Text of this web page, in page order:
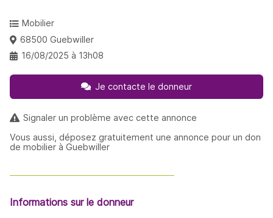
Mobilier
68500 Guebwiller
16/08/2025 à 13h08
Je contacte le donneur
Signaler un problème avec cette annonce
Vous aussi, déposez gratuitement une annonce pour un don
de mobilier à Guebwiller
Informations sur le donneur